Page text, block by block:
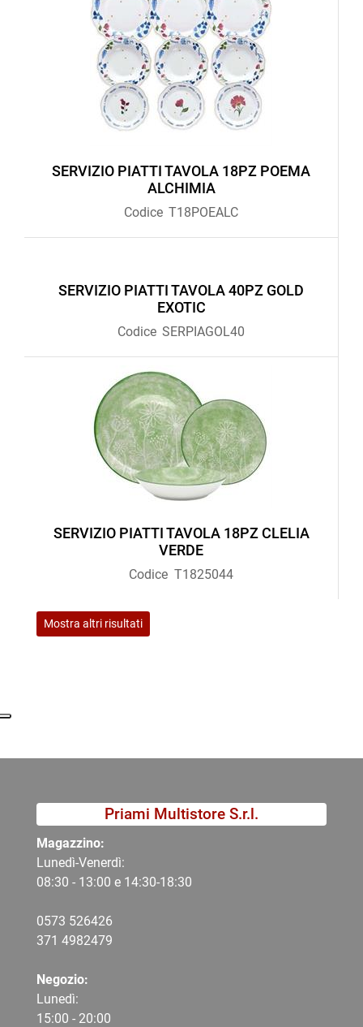
SERVIZIO PIATTI TAVOLA 18PZ POEMA
ALCHIMIA
Codice T18POEALC
SERVIZIO PIATTI TAVOLA 40PZ GOLD
EXOTIC
Codice SERPIAGOL40
SERVIZIO PIATTI TAVOLA 18PZ CLELIA
VERDE
Codice T1825044
Mostra altri risultati
Priami Multistore S.r.l.
Magazzino:
Lunedì-Venerdì:
08:30 - 13:00 e 14:30-18:30
0573 526426
371 4982479
Negozio:
Lunedì:
15:00 - 20:00